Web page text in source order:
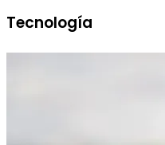
Tecnología